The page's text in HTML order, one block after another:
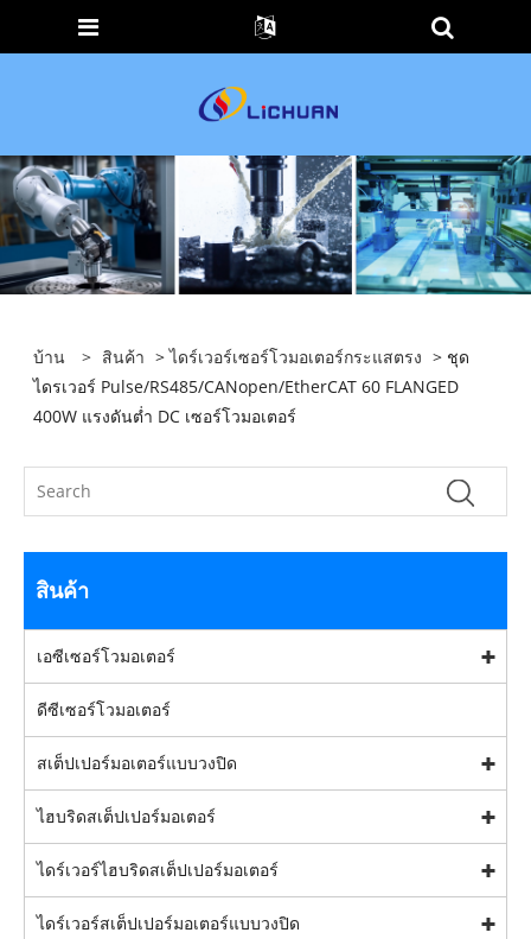
บ้าน > สินค้า >ไดร์เวอร์เซอร์โวมอเตอร์กระแสตรง > ชุด
ไดรเวอร์ Pulse/RS485/CANopen/EtherCAT 60 FLANGED
400W แรงดันต่ำ DC เซอร์โวมอเตอร์
สินค้า
เอซีเซอร์โวมอเตอร์
ดีซีเซอร์โวมอเตอร์
สเต็ปเปอร์มอเตอร์แบบวงปิด
ไฮบริดสเต็ปเปอร์มอเตอร์
ไดร์เวอร์ไฮบริดสเต็ปเปอร์มอเตอร์
ไดร์เวอร์สเต็ปเปอร์มอเตอร์แบบวงปิด